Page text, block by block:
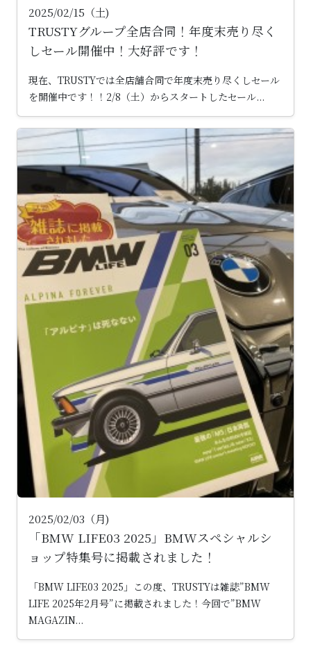
2025/02/15（土)
TRUSTYグループ全店合同！年度末売り尽く
しセール開催中！大好評です！
現在、TRUSTYでは全店舗合同で年度末売り尽くしセール
を開催中です！！2/8（土）からスタートしたセール...
2025/02/03（月)
「BMW LIFE03 2025」BMWスペシャルシ
ョップ特集号に掲載されました！
「BMW LIFE03 2025」この度、TRUSTYは雑誌”BMW
LIFE 2025年2月号”に掲載されました！今回で”BMW
MAGAZIN...